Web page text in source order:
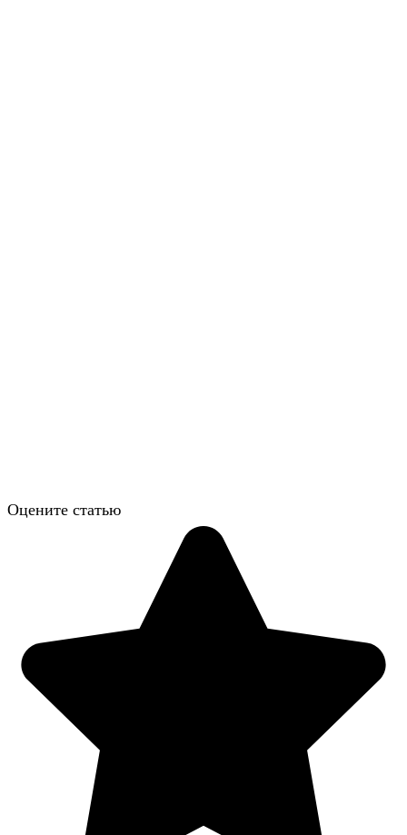
Оцените статью